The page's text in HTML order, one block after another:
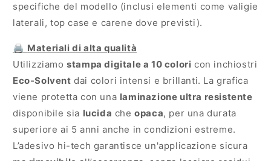
specifiche del modello (inclusi elementi come valigie
laterali, top case e carene dove previsti).
🖨 Materiali di alta qualità
Utilizziamostampa digitale a 10 colori con inchiostri
Eco-Solvent dai colori intensi e brillanti. La grafica
viene protetta con una laminazione ultra resistente
disponibile sia lucida cheopaca, per una durata
superiore ai 5 anni anche in condizioni estreme.
L’adesivo hi-tech garantisce un'applicazione sicura